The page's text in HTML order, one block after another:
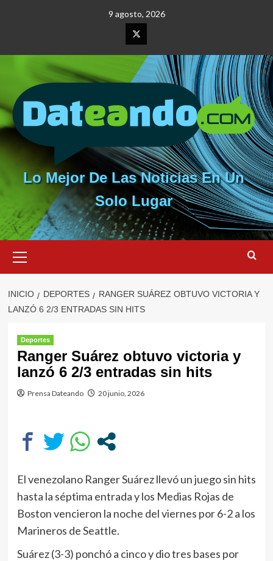
9 agosto, 2026
Elemento
del
menú
Lo Mejor De Las Noticias En Un
Solo Lugar
primario
INICIO DEPORTES
RANGER SUÁREZ OBTUVO VICTORIA Y
LANZÓ 6 2/3 ENTRADAS SIN HITS
Deportes
Ranger Suárez obtuvo victoria y
lanzó 6 2/3 entradas sin hits
Prensa Dateando 20 junio, 2026
El venezolano Ranger Suárez llevó un juego sin hits
hasta la séptima entrada y los Medias Rojas de
Boston vencieron la noche del viernes por 6-2 a los
Marineros de Seattle.
Suárez (3-3) ponchó a cinco y dio tres bases por